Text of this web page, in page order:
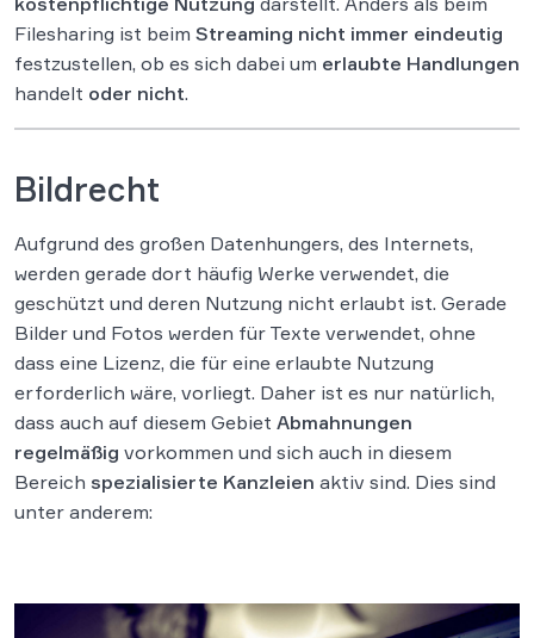
Filesharing ist beim Streaming nicht immer eindeutig
festzustellen, ob es sich dabei um erlaubte Handlungen
handelt oder nicht.
Bildrecht
Aufgrund des großen Datenhungers, des Internets,
werden gerade dort häufig Werke verwendet, die
geschützt und deren Nutzung nicht erlaubt ist. Gerade
Bilder und Fotos werden für Texte verwendet, ohne
dass eine Lizenz, die für eine erlaubte Nutzung
erforderlich wäre, vorliegt. Daher ist es nur natürlich,
dass auch auf diesem Gebiet Abmahnungen
regelmäßig vorkommen und sich auch in diesem
Bereich spezialisierte Kanzleien aktiv sind. Dies sind
unter anderem: